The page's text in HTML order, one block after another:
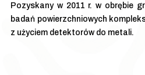
Pozyskany w 2011 r. w obrębie
badań powierzchniowych
z użyciem detektorów do metali.